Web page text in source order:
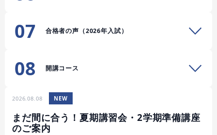
07 合格者の声（2026年入試）
08 開講コース
2026.08.08 NEW
まだ間に合う！夏期講習会・2学期準備講座
のご案内